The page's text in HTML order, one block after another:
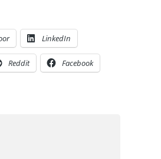
LinkedIn
Reddit Facebook